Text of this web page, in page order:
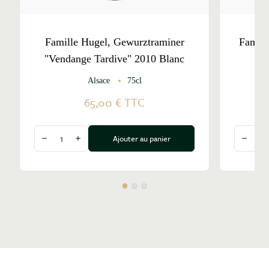
Famille Hugel, Gewurztraminer
"Vendange Tardive" 2010 Blanc
Alsace 75cl
65,00 €TTC
Diminuer la quantité
Augmenter la quantité
Ajouter au panier